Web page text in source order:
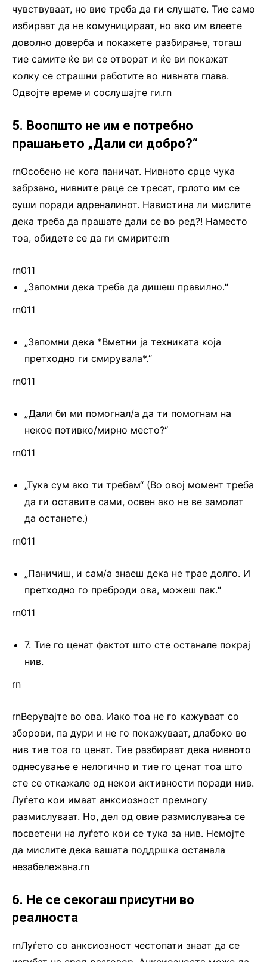
чувствуваат, но вие треба да ги слушате. Тие само
избираат да не комуницираат, но ако им влеете
доволно доверба и покажете разбирање, тогаш
тие самите ќе ви се отворат и ќе ви покажат
колку се страшни работите во нивната глава.
Одвојте време и сослушајте ги.rn
5. Воопшто не им е потребно
прашањето „Дали си добро?“
rnОсобено не кога паничат. Нивното срце чука
забрзано, нивните раце се тресат, грлото им се
суши поради адреналинот. Навистина ли мислите
дека треба да прашате дали се во ред?! Наместо
тоа, обидете се да ги смирите:rn
rn011
„Запомни дека треба да дишеш правилно.“
rn011
„Запомни дека *Вметни ја техниката која
претходно ги смирувала*.“
rn011
„Дали би ми помогнал/а да ти помогнам на
некое потивко/мирно место?“
rn011
„Тука сум ако ти требам“ (Во овој момент треба
да ги оставите сами, освен ако не ве замолат
да останете.)
rn011
„Паничиш, и сам/а знаеш дека не трае долго. И
претходно го преброди ова, можеш пак.“
rn011
7. Тие го ценат фактот што сте останале покрај
нив.
rn
rnВерувајте во ова. Иако тоа не го кажуваат со
зборови, па дури и не го покажуваат, длабоко во
нив тие тоа го ценат. Тие разбираат дека нивното
однесување е нелогично и тие го ценат тоа што
сте се откажале од некои активности поради нив.
Луѓето кои имаат анксиозност премногу
размислуваат. Но, дел од овие размислувања се
посветени на луѓето кои се тука за нив. Немојте
да мислите дека вашата поддршка останала
незабележана.rn
6. Не се секогаш присутни во
реалноста
rnЛуѓето со анксиозност честопати знаат да се